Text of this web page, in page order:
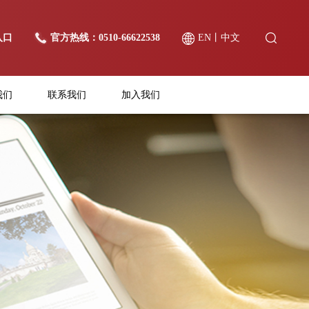
EN丨 中文
官方热线：0510-66622538
们 联系我们 加入我们